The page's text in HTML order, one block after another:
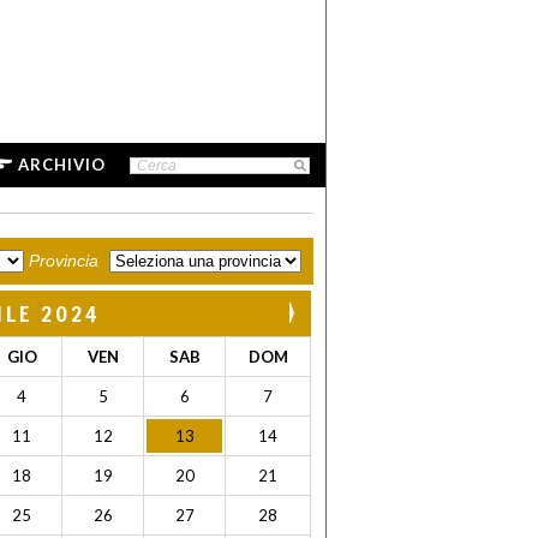
ARCHIVIO
Provincia
2024
GIO VEN SAB DOM
4 5 6 7
11 12 13 14
18 19 20 21
25 26 27 28